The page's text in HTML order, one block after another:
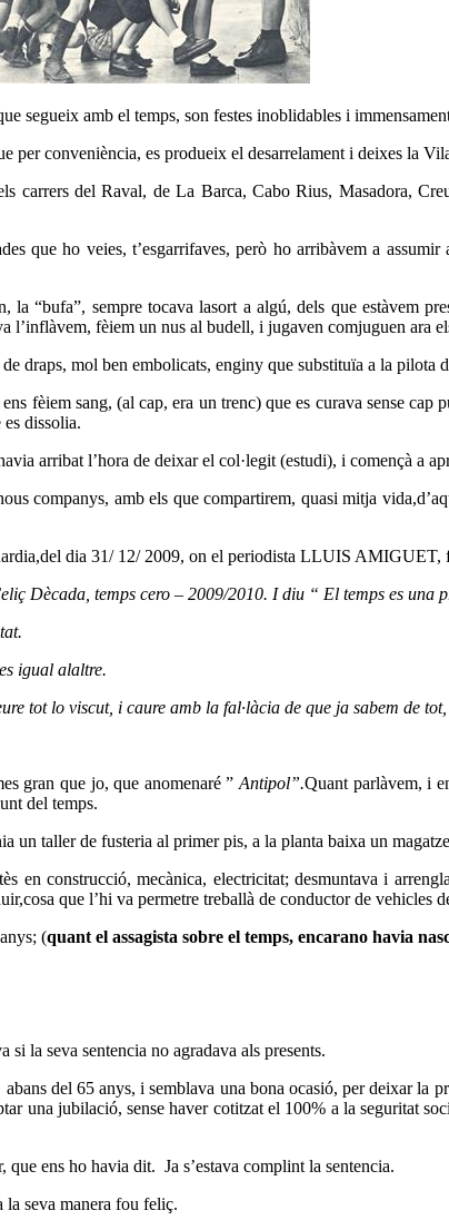
segueix amb el temps, son festes inoblidables i
per conveniència, es produeix el desarrelament i deixes la
carrers del Raval, de La Barca, Cabo Rius, Masadora,
que ho veies, t’esgarrifaves, però ho arribàvem a assumir
la “bufa”, sempre tocava lasort a algú, dels que estàvem
l’inflàvem, fèiem un nus al budell, i jugaven comjuguen ara
draps, mol ben embolicats, enginy que substituïa a la pilota
fèiem sang, (al cap, era un trenc) que es curava sense
dissolia.
arribat l’hora de deixar el col·legit (estudi), i començà a
companys, amb els que compartirem, quasi mitja
dia 31/ 12/ 2009, on el periodista LLUIS AMIGUET,
Dècada, temps cero – 2009/2010. I diu “ El temps es una
igual alaltre.
tot lo viscut, i caure amb la fal·làcia de que ja sabem de
gran que jo, que anomenaré ” Antipol”.Quant parlàvem, i
del temps.
un taller de fusteria al primer pis, a la planta baixa un
en construcció, mecànica, electricitat; desmuntava i
que l’hi va permetre treballà de conductor de vehicles
(quant el assagista sobre el temps, encarano havia
si la seva sentencia no agradava als presents.
del 65 anys, i semblava una bona ocasió, per deixar la
una jubilació, sense haver cotitzat el 100% a la seguritat
que ens ho havia dit. Ja s’estava complint la sentencia.
la seva manera fou feliç.